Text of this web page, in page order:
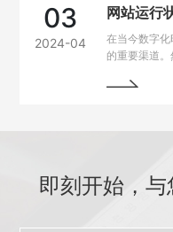
03
2024-04
在当今数字
的重要渠道
绍一些运行状
即刻开始，